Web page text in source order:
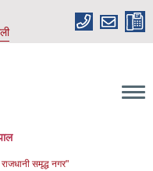
राजधानी समृद्ध नगर"